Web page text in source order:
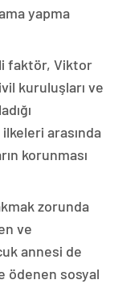
yapma
faktör, Viktor
kuruluşları ve
arasında
korunması
zorunda
ve
annesi de
ödenen sosyal